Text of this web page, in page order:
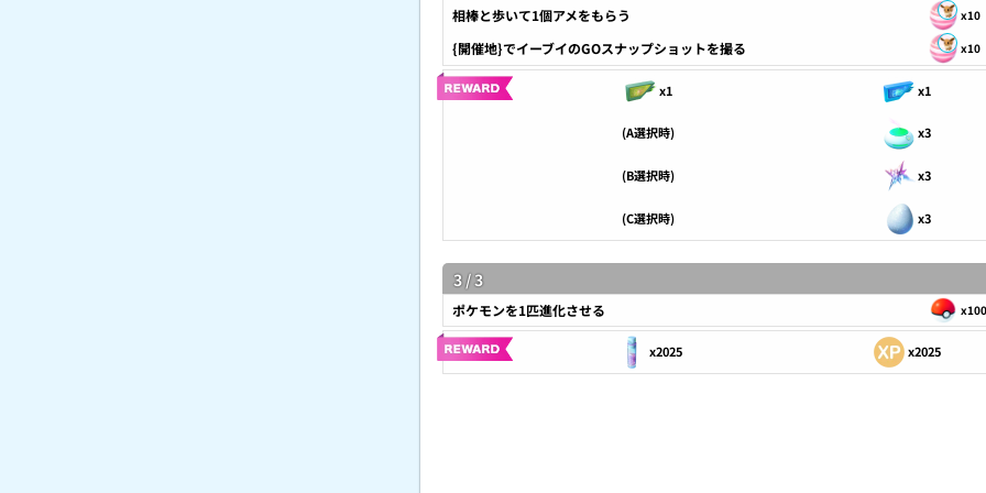
相棒と歩いて1個アメをもらう x10
{開催地}でイーブイのGOスナップショットを撮る x10
x1 x1
(A選択時) x3
(B選択時) x3
(C選択時) x3
3 / 3
ポケモンを1匹進化させる x100
x2025 x2025